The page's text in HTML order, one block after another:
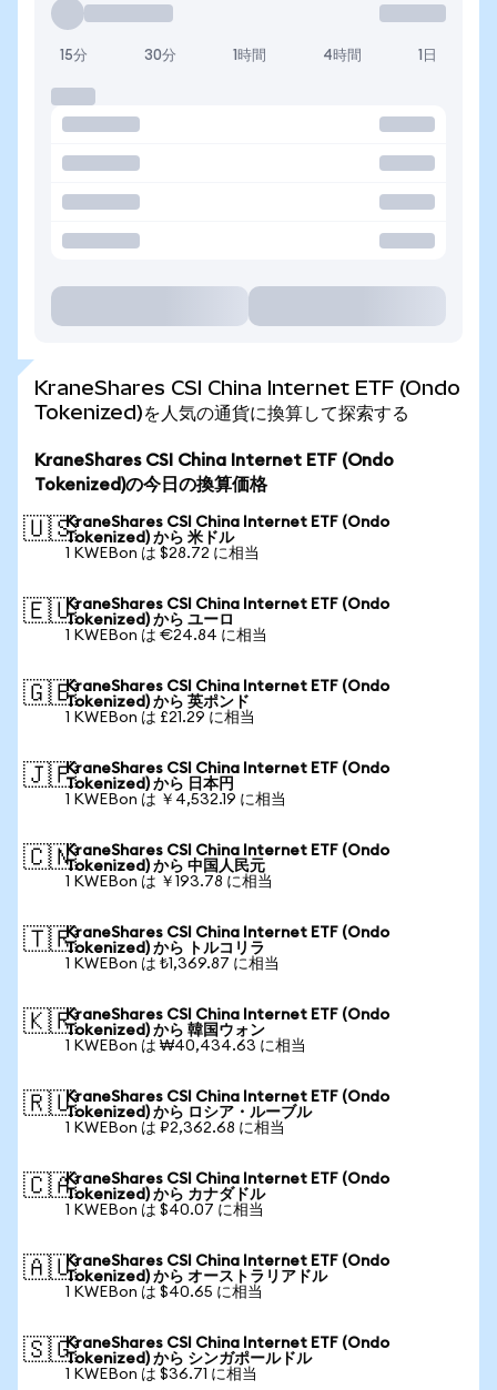
15分 30分 1時間 4時間 1日
KraneShares CSI China Internet ETF (Ondo
Tokenized)を人気の通貨に換算して探索する
KraneShares CSI China Internet ETF (Ondo
Tokenized)の今日の換算価格
🇺🇸KraneShares CSI China Internet ETF (Ondo
Tokenized) から 米ドル
1 KWEBon は $28.72 に相当
🇪🇺KraneShares CSI China Internet ETF (Ondo
Tokenized) から ユーロ
1 KWEBon は €24.84 に相当
🇬🇧KraneShares CSI China Internet ETF (Ondo
Tokenized) から 英ポンド
1 KWEBon は £21.29 に相当
🇯🇵KraneShares CSI China Internet ETF (Ondo
Tokenized) から 日本円
1 KWEBon は ￥4,532.19 に相当
🇨🇳KraneShares CSI China Internet ETF (Ondo
Tokenized) から 中国人民元
1 KWEBon は ￥193.78 に相当
🇹🇷KraneShares CSI China Internet ETF (Ondo
Tokenized) から トルコリラ
1 KWEBon は ₺1,369.87 に相当
🇰🇷KraneShares CSI China Internet ETF (Ondo
Tokenized) から 韓国ウォン
1 KWEBon は ₩40,434.63 に相当
🇷🇺KraneShares CSI China Internet ETF (Ondo
Tokenized) から ロシア・ルーブル
1 KWEBon は ₽2,362.68 に相当
🇨🇦KraneShares CSI China Internet ETF (Ondo
Tokenized) から カナダドル
1 KWEBon は $40.07 に相当
🇦🇺KraneShares CSI China Internet ETF (Ondo
Tokenized) から オーストラリアドル
1 KWEBon は $40.65 に相当
🇸🇬KraneShares CSI China Internet ETF (Ondo
Tokenized) から シンガポールドル
1 KWEBon は $36.71 に相当